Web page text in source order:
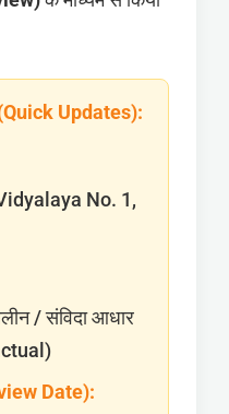
(Quick Updates):
No. 1,
/ संविदा आधार
Date):